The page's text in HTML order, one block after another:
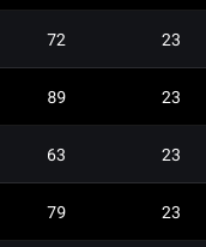
72 23
89 23
63 23
79 23